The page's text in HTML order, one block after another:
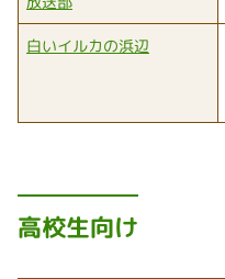
白いイルカの浜辺
高校生向け